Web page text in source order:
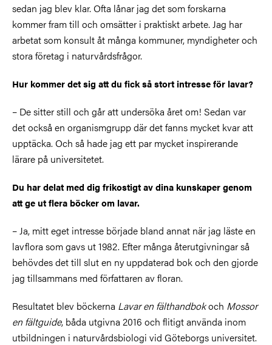
sedan jag blev klar. Ofta lånar jag det som forskarna
kommer fram till och omsätter i praktiskt arbete. Jag har
arbetat som konsult åt många kommuner, myndigheter och
stora företag i naturvårdsfrågor.
Hur kommer det sig att du fick så stort intresse för lavar?
– De sitter still och går att undersöka året om! Sedan var
det också en organismgrupp där det fanns mycket kvar att
upptäcka. Och så hade jag ett par mycket inspirerande
lärare på universitetet.
Du har delat med dig frikostigt av dina kunskaper genom
att ge ut flera böcker om lavar.
– Ja, mitt eget intresse började bland annat när jag läste en
lavflora som gavs ut 1982. Efter många återutgivningar så
behövdes det till slut en ny uppdaterad bok och den gjorde
jag tillsammans med författaren av floran.
Resultatet blev böckerna Lavar en fälthandbokoch Mossor
en fältguide, båda utgivna 2016 och flitigt använda inom
utbildningen i naturvårdsbiologi vid Göteborgs universitet.